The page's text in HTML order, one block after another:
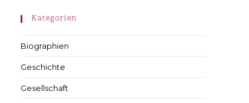
Kategorien
Biographien
Geschichte
Gesellschaft